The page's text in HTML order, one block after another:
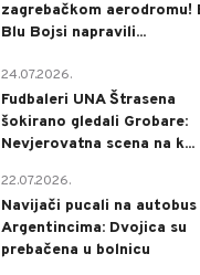
zagrebačkom aerodromu!
Blu Bojsi napravili...
24.07.2026.
Fudbaleri UNA Štrasena
šokirano gledali Grobare:
Nevjerovatna scena na k...
22.07.2026.
Navijači pucali na autobus
Argentincima: Dvojica su
prebačena u bolnicu